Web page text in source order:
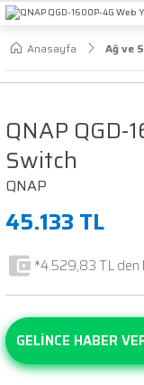
Anasayfa Ağ ve
QNAP
Switch
QNAP
45.133 TL
*4.529,83 TL den
GELİNCE HABER